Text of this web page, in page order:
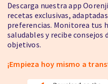
Descarga nuestra app
recetas exclusivas,
preferencias. Monitorea tus
saludables y recibe
objetivos.
¡Empieza hoy mismo a